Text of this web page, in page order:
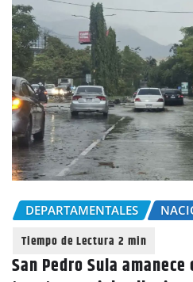
DEPARTAMENTALES
San Pedro Sula